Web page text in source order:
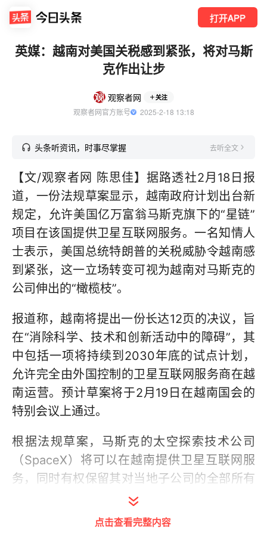
打开APP
英媒：越南对美国关税感到紧张，将对马斯
克作出让步
观察者网 关注
观察者网官方账号
  2025-2-18 13:18
头条听资讯，时事尽掌握 去听全文
【文/观察者网 陈思佳】据路透社2月18日报
道，一份法规草案显示，越南政府计划出台新
规定，允许美国亿万富翁马斯克旗下的“星链”
项目在该国提供卫星互联网服务。一名知情人
士表示，美国总统特朗普的关税威胁令越南感
到紧张，这一立场转变可视为越南对马斯克的
公司伸出的“橄榄枝”。
报道称，越南将提出一份长达12页的决议，旨
在“消除科学、技术和创新活动中的障碍”，其
中包括一项将持续到2030年底的试点计划，
允许完全由外国控制的卫星互联网服务商在越
南运营。预计草案将于2月19日在越南国会的
特别会议上通过。
根据法规草案，马斯克的太空探索技术公司
（SpaceX）将可以在越南提供卫星互联网服
务，同时有权保留其对当地子公司的全部所有
权。试点计划提交的项目仍需要得到越南总理
批准，但一名越南政府官员告诉路透社，这将
点击查看完整内容